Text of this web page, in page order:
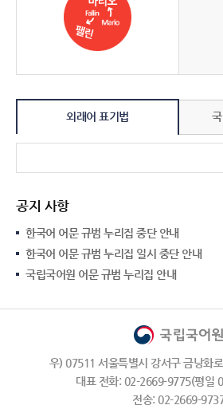
외래어 표기법
공지 사항
한국어 어문 규범 누리집 중단 안내
한국어 어문 규범 누리집 일시 중단 안내
국립국어원 어문 규범 누리집 안내
우) 07511 서울특별시 강서구 금낭화
대표 전화: 02-2669-9775(평일
전송: 02-2669-